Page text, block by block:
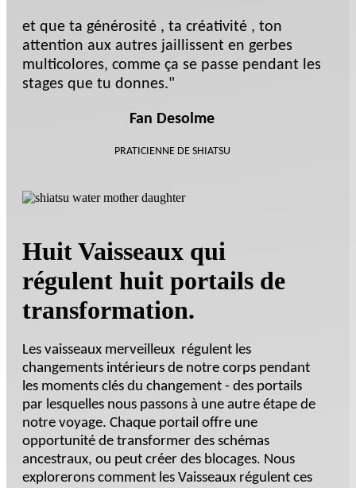
et que ta générosité , ta créativité , ton
attention aux autres jaillissent en gerbes
multicolores, comme ça se passe pendant les
stages que tu donnes."
Fan Desolme
PRATICIENNE DE SHIATSU
Huit Vaisseaux qui
régulent huit portails de
transformation.
Les vaisseaux merveilleux régulent les
changements intérieurs de notre corps pendant
les moments clés du changement - des portails
par lesquelles nous passons à une autre étape de
notre voyage. Chaque portail offre une
opportunité de transformer des schémas
ancestraux, ou peut créer des blocages. Nous
explorerons comment les Vaisseaux régulent ces